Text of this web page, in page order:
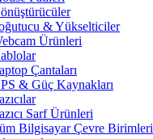
& Yükselticiler
Ürünleri
Çantaları
& Güç Kaynakları
Sarf Ürünleri
Bilgisayar Çevre Birimleri